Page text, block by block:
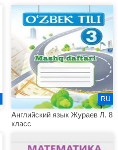
Английский язык Жураев Л. 8
класс
RU